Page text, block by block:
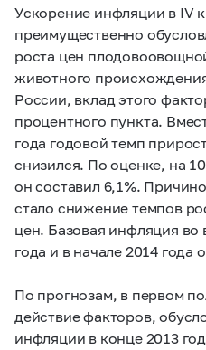
Ускорение инфляции в IV
преимущественно
роста цен
животного
России, вклад этого
процентного пункта.
года годовой темп
снизился. По оценке, на
он составил 6,1%.
стало снижение темпов
цен. Базовая инфляция во
года и в начале 2014 года
По прогнозам, в первом
действие факторов,
инфляции в конце 2013